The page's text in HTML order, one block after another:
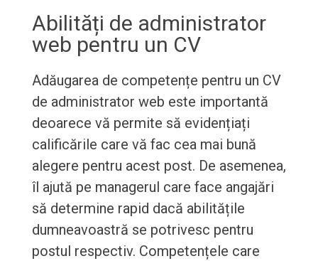
Abilități de administrator
web pentru un CV
Adăugarea de competențe pentru un CV
de administrator web este importantă
deoarece vă permite să evidențiați
calificările care vă fac cea mai bună
alegere pentru acest post. De asemenea,
îl ajută pe managerul care face angajări
să determine rapid dacă abilitățile
dumneavoastră se potrivesc pentru
postul respectiv. Competențele care